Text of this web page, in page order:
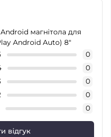
магнітола для
Android Auto) 8"
0
0
0
0
0
відгук